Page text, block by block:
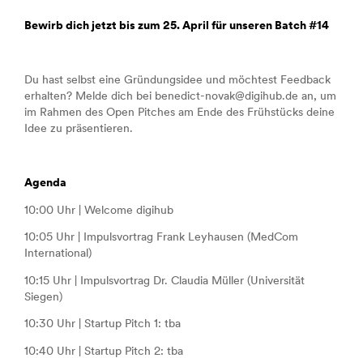
Bewirb dich jetzt bis zum 25. April für unseren Batch #14
Du hast selbst eine Gründungsidee und möchtest Feedback
erhalten? Melde dich bei benedict-novak@digihub.de an, um
im Rahmen des Open Pitches am Ende des Frühstücks deine
Idee zu präsentieren.
Agenda
10:00 Uhr | Welcome digihub
10:05 Uhr | Impulsvortrag Frank Leyhausen (MedCom
International)
10:15 Uhr | Impulsvortrag Dr. Claudia Müller (Universität
Siegen)
10:30 Uhr | Startup Pitch 1: tba
10:40 Uhr | Startup Pitch 2: tba